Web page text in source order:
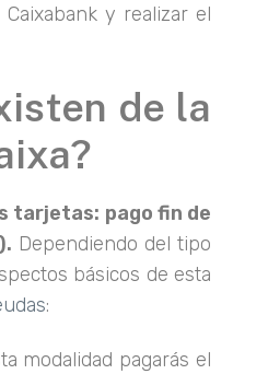
y realizar el
de la
tarjetas: pago fin de
Dependiendo del tipo
básicos de esta
:
modalidad pagarás el